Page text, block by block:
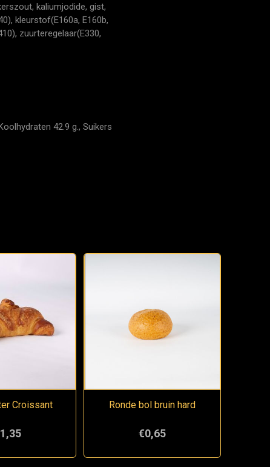
kaliumjodide, gist,
kleurstof(E160a, E160b,
zuurteregelaar(E330,
42.9 g., Suikers
Croissant Ronde bol bruin hard
€0,65